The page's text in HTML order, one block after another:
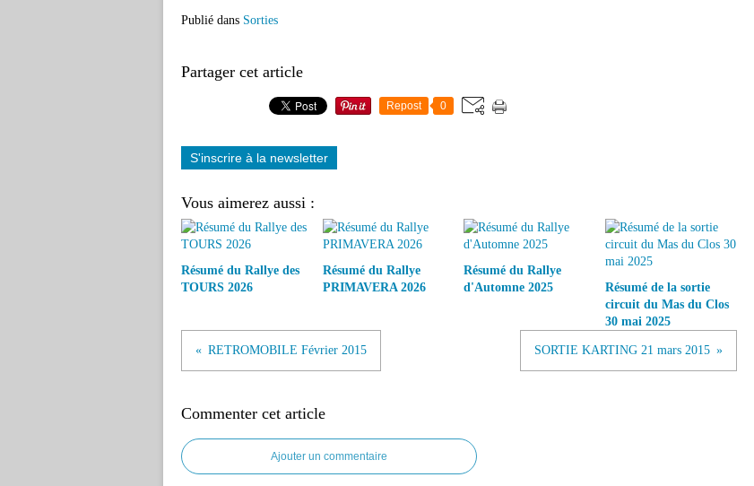
Publié dans Sorties
Partager cet article
Repost 0
S'inscrire à la newsletter
Vous aimerez aussi :
Résumé du Rallye des
TOURS 2026
Résumé du Rallye
PRIMAVERA 2026
Résumé du Rallye
d'Automne 2025
Résumé de la sortie
circuit du Mas du Clos
30 mai 2025
RETROMOBILE Février 2015 SORTIE KARTING 21 mars 2015
Commenter cet article
Ajouter un commentaire